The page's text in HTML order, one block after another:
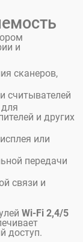
и
сканеров,
считывателей
для
и других
или
передачи
связи и
Wi-Fi 2,4/5
доступ.